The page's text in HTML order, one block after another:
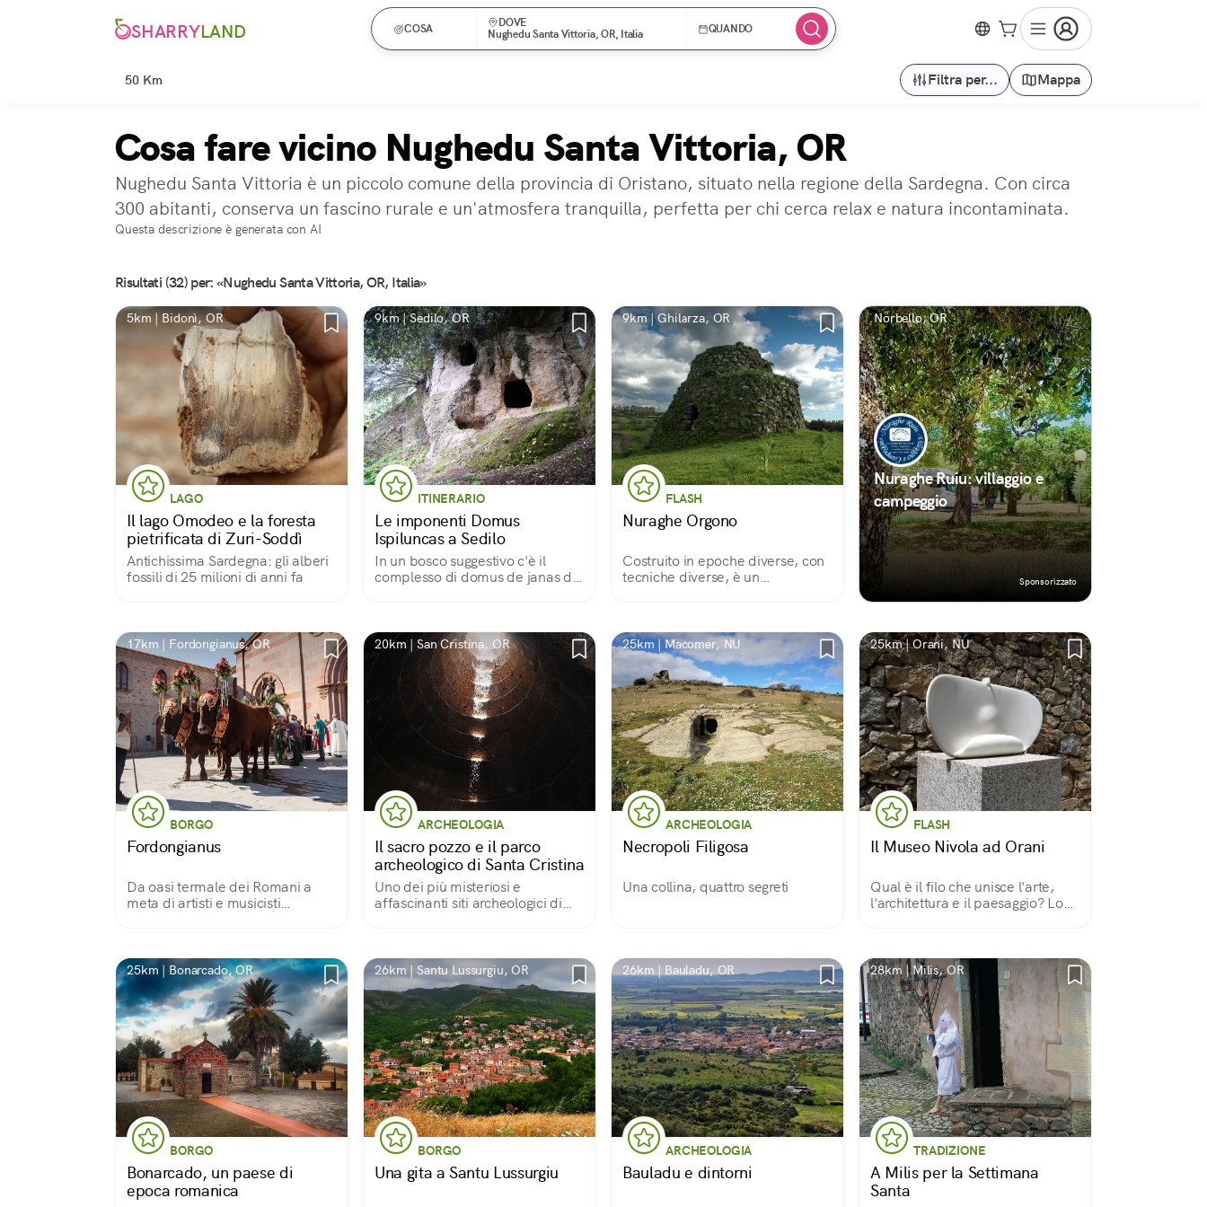
SHARRYLAND COSA
DOVE
Nughedu Santa Vittoria, OR, Italia
QUANDO
50 Km Filtra per... Mappa
Cosa fare vicino Nughedu Santa Vittoria, OR
Nughedu Santa Vittoria è un piccolo comune della provincia di Oristano, situato nella regione della Sardegna. Con circa
300 abitanti, conserva un fascino rurale e un'atmosfera tranquilla, perfetta per chi cerca relax e natura incontaminata.
Questa descrizione è generata con AI
Risultati (32) per: «Nughedu Santa Vittoria, OR, Italia»
5km | Bidonì, OR
LAGO
Il lago Omodeo e la foresta
pietrificata di Zuri-Soddì
Antichissima Sardegna: gli alberi
fossili di 25 milioni di anni fa
9km | Sedilo, OR
ITINERARIO
Le imponenti Domus
Ispiluncas a Sedilo
In un bosco suggestivo c'è il
complesso di domus de janas di
9km | Ghilarza, OR
FLASH
Nuraghe Orgono
Costruito in epoche diverse, con
tecniche diverse, è un
come la scala o la nicchia
esterna. E una vista spettacolare.
Norbello, OR
Nuraghe Ruiu: villaggio e
campeggio
Sponsorizzato
17km | Fordongianus, OR
BORGO
Fordongianus
Da oasi termale dei Romani a
meta di artisti e musicisti
20km | San Cristina, OR
ARCHEOLOGIA
Il sacro pozzo e il parco
archeologico di Santa Cristina
Uno dei più misteriosi e
affascinanti siti archeologici di
25km | Macomer, NU
ARCHEOLOGIA
Necropoli Filigosa
Una collina, quattro segreti
25km | Orani, NU
FLASH
Il Museo Nivola ad Orani
Qual è il filo che unisce l'arte,
l'architettura e il paesaggio? Lo
1988).
25km | Bonarcado, OR
BORGO
Bonarcado, un paese di
epoca romanica
26km | Santu Lussurgiu, OR
BORGO
Una gita a Santu Lussurgiu
26km | Bauladu, OR
ARCHEOLOGIA
Bauladu e dintorni
28km | Milis, OR
TRADIZIONE
A Milis per la Settimana
Santa